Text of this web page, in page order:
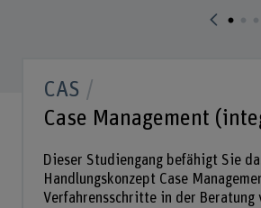
CAS
Case Management
Dieser Studiengang befähigt Sie
Handlungskonzept Case
Verfahrensschritte in der Beratung